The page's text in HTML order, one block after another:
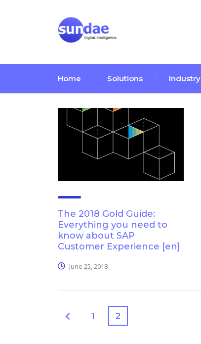
Home Solutions Industry
The 2018 Gold Guide:
Everything you need to
know about SAP
Customer Experience [en]
June 25, 2018
1 2